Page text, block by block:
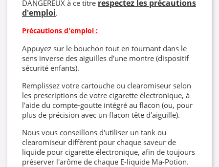
DANGEREUX à ce titre respectez les précautions
d'emploi.
Précautions d'emploi :
Appuyez sur le bouchon tout en tournant dans le
sens inverse des aiguilles d'une montre (dispositif
sécurité enfants).
Remplissez votre cartouche ou clearomiseur selon
les prescriptions de votre cigarette électronique, à
l'aide du compte-goutte intégré au flacon (ou, pour
plus de précision avec un flacon tête d'aiguille).
Nous vous conseillons d'utiliser un tank ou
clearomiseur différent pour chaque saveur de
liquide pour cigarette électronique, afin de toujours
préserver l'arôme de chaque E-liquide Ma-Potion.